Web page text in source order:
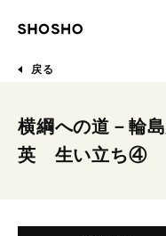
戻る
横綱への道－輪
英 生い立ち④